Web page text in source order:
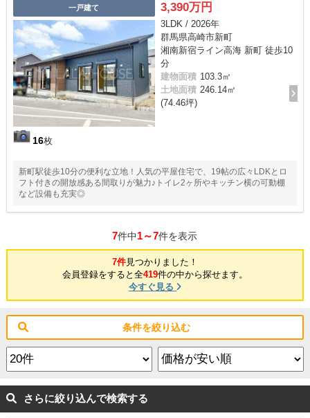
一戸建て
16枚
3,390万円
3LDK / 2026年
群馬県高崎市新町
湘南新宿ライン高海 新町 徒歩10
分
建物面積 103.3㎡
土地面積 246.14㎡
(74.46坪)
新町駅徒歩10分の便利な立地！人気の平屋住宅で、19帖の広々LDKとロ
フト付きの開放感ある間取りが魅力♪トイレ2ヶ所やキッチン横の可動棚
など設備も充実◎
7件中1～7件を表示
7件見つかりました！
会員登録をすると全419件の中から探せます。
今すぐ見る
条件を絞り込む
さらに絞り込んで検索する